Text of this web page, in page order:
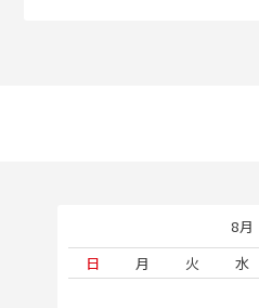
8月
日
月 火 水